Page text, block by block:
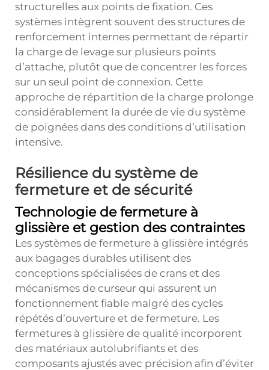
structurelles aux points de fixation. Ces
systèmes intègrent souvent des structures de
renforcement internes permettant de répartir
la charge de levage sur plusieurs points
d’attache, plutôt que de concentrer les forces
sur un seul point de connexion. Cette
approche de répartition de la charge prolonge
considérablement la durée de vie du système
de poignées dans des conditions d’utilisation
intensive.
Résilience du système de
fermeture et de sécurité
Technologie de fermeture à
glissière et gestion des contraintes
Les systèmes de fermeture à glissière intégrés
aux bagages durables utilisent des
conceptions spécialisées de crans et des
mécanismes de curseur qui assurent un
fonctionnement fiable malgré des cycles
répétés d’ouverture et de fermeture. Les
fermetures à glissière de qualité incorporent
des matériaux autolubrifiants et des
composants ajustés avec précision afin d’éviter